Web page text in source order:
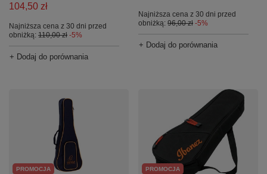
104,50 zł
Najniższa cena z 30 dni przed
obniżką: 110,00 zł -5%
+ Dodaj do porównania
Najniższa cena z 30 dni przed
obniżką: 96,00 zł -5%
+ Dodaj do porównania
PROMOCJA PROMOCJA